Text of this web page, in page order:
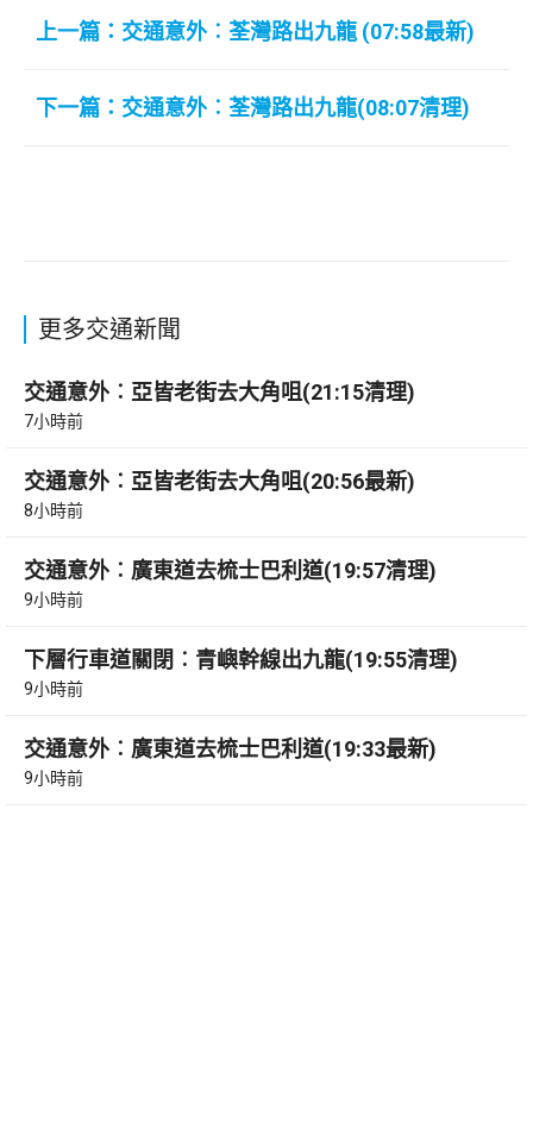
上一篇：交通意外︰荃灣路出九龍 (07:58最新)
下一篇：交通意外︰荃灣路出九龍(08:07清理)
更多交通新聞
交通意外︰亞皆老街去大角咀(21:15清理)
7小時前
交通意外︰亞皆老街去大角咀(20:56最新)
8小時前
交通意外︰廣東道去梳士巴利道(19:57清理)
9小時前
下層行車道關閉︰青嶼幹線出九龍(19:55清理)
9小時前
交通意外︰廣東道去梳士巴利道(19:33最新)
9小時前